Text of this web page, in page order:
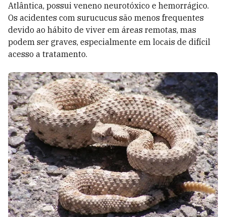
Atlântica, possui veneno neurotóxico e hemorrágico.
Os acidentes com surucucus são menos frequentes
devido ao hábito de viver em áreas remotas, mas
podem ser graves, especialmente em locais de difícil
acesso a tratamento.